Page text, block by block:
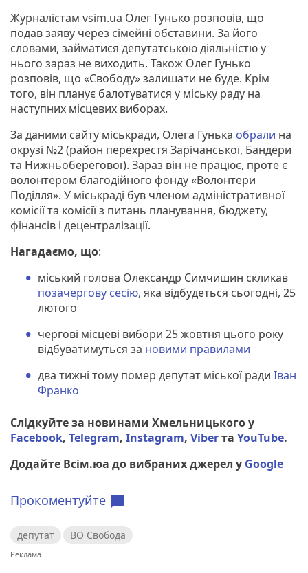
Журналістам vsim.ua Олег Гунько розповів, що
подав заяву через сімейні обставини. За його
словами, займатися депутатською діяльністю у
нього зараз не виходить. Також Олег Гунько
розповів, що «Свободу» залишати не буде. Крім
того, він планує балотуватися у міську раду на
наступних місцевих виборах.
За даними сайту міськради, Олега Гунька обрали на
окрузі №2 (район перехрестя Зарічанської, Бандери
та Нижньоберегової). Зараз він не працює, проте є
волонтером благодійного фонду «Волонтери
Поділля». У міськраді був членом адміністративної
комісії та комісії з питань планування, бюджету,
фінансів і децентралізації.
Нагадаємо, що:
міський голова Олександр Симчишин скликав
позачергову сесію, яка відбудеться сьогодні, 25
лютого
чергові місцеві вибори 25 жовтня цього року
відбуватимуться за новими правилами
два тижні тому помер депутат міської ради Іван
Франко
Слідкуйте за новинами Хмельницького у
Facebook, Telegram, Instagram, Viberта YouTube.
Додайте Всім.юа до вибраних джерел у Google
Прокоментуйте chat_bubble
депутат ВО Свобода